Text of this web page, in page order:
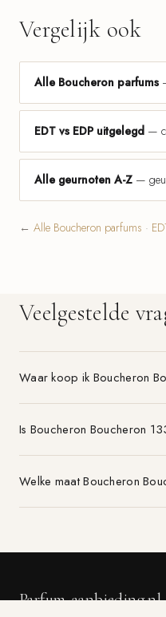
Vergelijk ook
Alle Boucheron parfums
EDT vs EDP uitgelegd —
Alle geurnoten A-Z —
← Alle Boucheron parfums ·
Veelgestelde
Waar koop ik Boucheron
Is Boucheron Boucheron
Welke maat Boucheron
Parfum-aanbieding.nl